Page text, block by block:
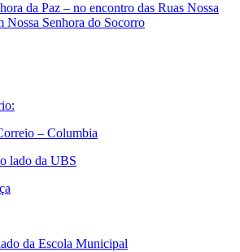
da Paz – no encontro das Ruas Nossa
Nossa Senhora do Socorro
– Columbia
lado da UBS
da Escola Municipal